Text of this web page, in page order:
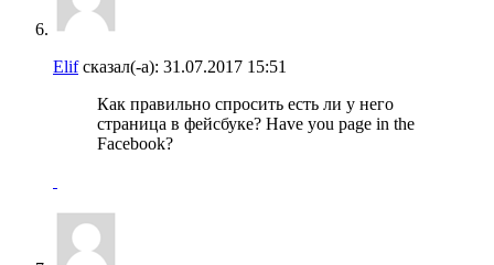
Elifсказал(-а): 31.07.2017 15:51
Как правильно спросить есть ли у него
страница в фейсбуке? Have you page in the
Facebook?